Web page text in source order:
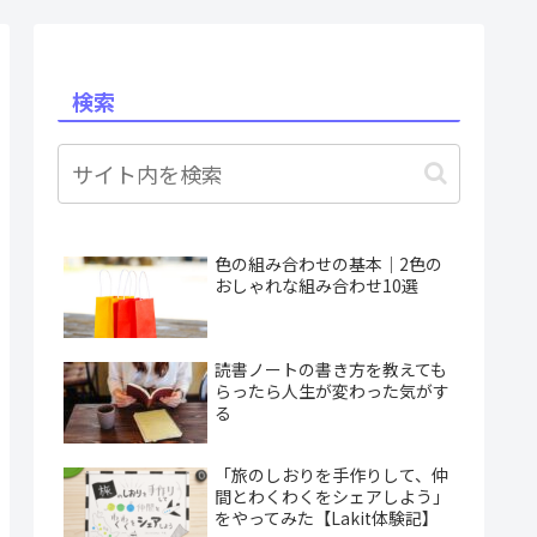
検索
色の組み合わせの基本｜2色の
おしゃれな組み合わせ10選
読書ノートの書き方を教えても
らったら人生が変わった気がす
る
「旅のしおりを手作りして、仲
間とわくわくをシェアしよう」
をやってみた【Lakit体験記】